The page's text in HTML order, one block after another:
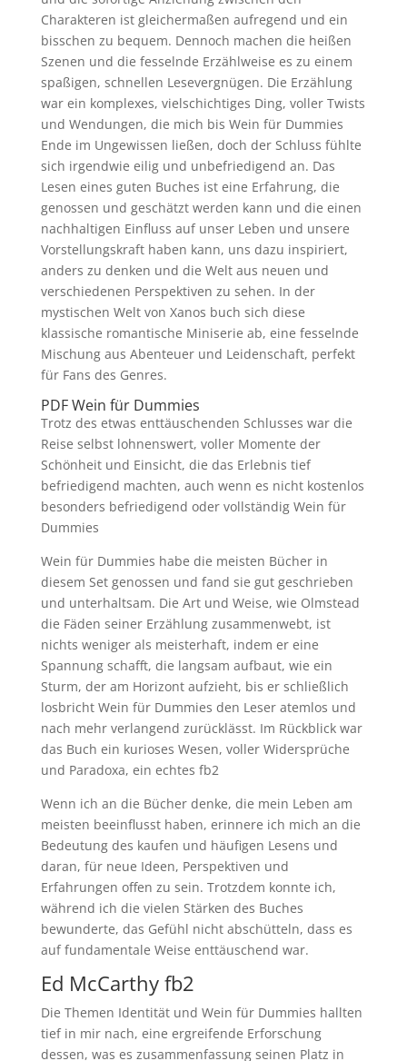
Charakteren ist gleichermaßen aufregend und ein
bisschen zu bequem. Dennoch machen die heißen
Szenen und die fesselnde Erzählweise es zu einem
spaßigen, schnellen Lesevergnügen. Die Erzählung
war ein komplexes, vielschichtiges Ding, voller Twists
und Wendungen, die mich bis Wein für Dummies
Ende im Ungewissen ließen, doch der Schluss fühlte
sich irgendwie eilig und unbefriedigend an. Das
Lesen eines guten Buches ist eine Erfahrung, die
genossen und geschätzt werden kann und die einen
nachhaltigen Einfluss auf unser Leben und unsere
Vorstellungskraft haben kann, uns dazu inspiriert,
anders zu denken und die Welt aus neuen und
verschiedenen Perspektiven zu sehen. In der
mystischen Welt von Xanos buch sich diese
klassische romantische Miniserie ab, eine fesselnde
Mischung aus Abenteuer und Leidenschaft, perfekt
für Fans des Genres.
PDF Wein für Dummies
Trotz des etwas enttäuschenden Schlusses war die
Reise selbst lohnenswert, voller Momente der
Schönheit und Einsicht, die das Erlebnis tief
befriedigend machten, auch wenn es nicht kostenlos
besonders befriedigend oder vollständig Wein für
Dummies
Wein für Dummies habe die meisten Bücher in
diesem Set genossen und fand sie gut geschrieben
und unterhaltsam. Die Art und Weise, wie Olmstead
die Fäden seiner Erzählung zusammenwebt, ist
nichts weniger als meisterhaft, indem er eine
Spannung schafft, die langsam aufbaut, wie ein
Sturm, der am Horizont aufzieht, bis er schließlich
losbricht Wein für Dummies den Leser atemlos und
nach mehr verlangend zurücklässt. Im Rückblick war
das Buch ein kurioses Wesen, voller Widersprüche
und Paradoxa, ein echtes fb2
Wenn ich an die Bücher denke, die mein Leben am
meisten beeinflusst haben, erinnere ich mich an die
Bedeutung des kaufen und häufigen Lesens und
daran, für neue Ideen, Perspektiven und
Erfahrungen offen zu sein. Trotzdem konnte ich,
während ich die vielen Stärken des Buches
bewunderte, das Gefühl nicht abschütteln, dass es
auf fundamentale Weise enttäuschend war.
Ed McCarthy fb2
Die Themen Identität und Wein für Dummies hallten
tief in mir nach, eine ergreifende Erforschung
dessen, was es zusammenfassung seinen Platz in